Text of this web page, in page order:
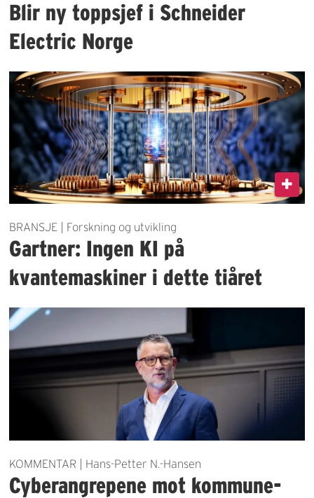
Blir ny toppsjef i Schneider
Electric Norge
BRANSJE | Forskning og utvikling
Gartner: Ingen KI på
kvantemaskiner i dette tiåret
KOMMENTAR | Hans-Petter N.-Hansen
Cyberangrepene mot kommune-